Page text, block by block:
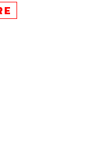
(Transepidermal
คืนที่เรานอนหลับ ซึ่ง